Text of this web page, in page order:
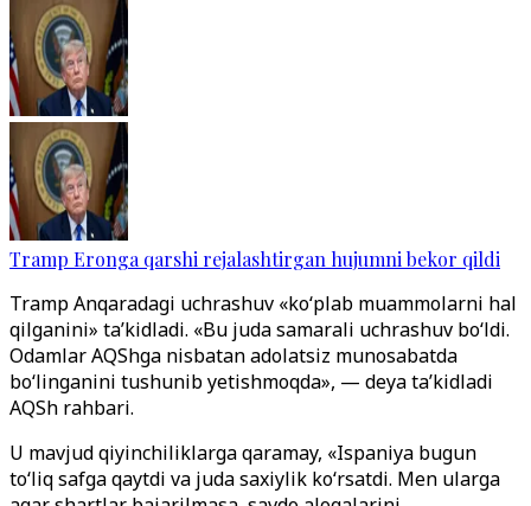
Tramp Eronga qarshi rejalashtirgan hujumni bekor qildi
Tramp Anqaradagi uchrashuv «ko‘plab muammolarni hal
qilganini» ta’kidladi. «Bu juda samarali uchrashuv bo‘ldi.
Odamlar AQShga nisbatan adolatsiz munosabatda
bo‘linganini tushunib yetishmoqda», — deya ta’kidladi
AQSh rahbari.
U mavjud qiyinchiliklarga qaramay, «Ispaniya bugun
to‘liq safga qaytdi va juda saxiylik ko‘rsatdi. Men ularga